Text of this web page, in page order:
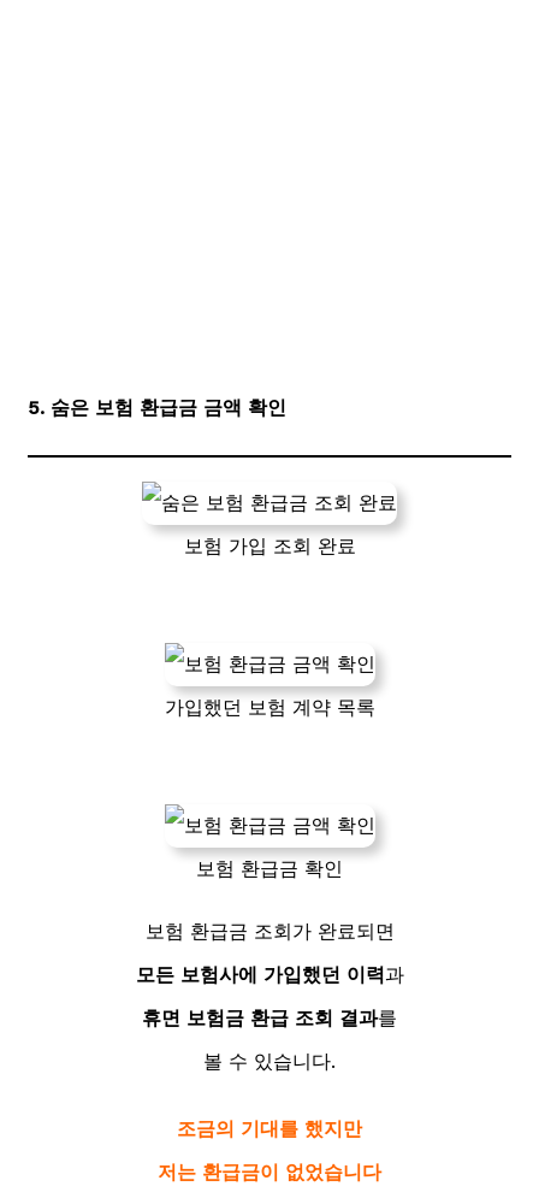
5. 숨은 보험 환급금 금액 확인
보험 가입 조회 완료
가입했던 보험 계약 목록
보험 환급금 확인
보험 환급금 조회가 완료되면
모든 보험사에 가입했던 이력과
휴면 보험금 환급 조회 결과를
볼 수 있습니다.
조금의 기대를 했지만
저는 환급금이 없었습니다